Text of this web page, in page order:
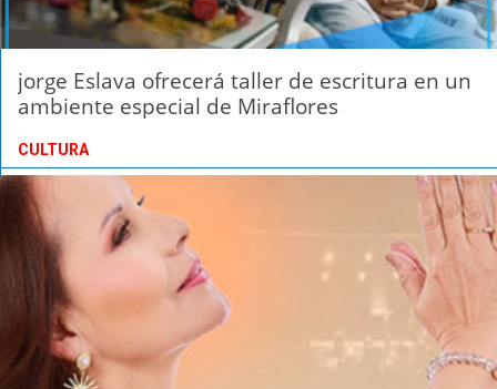
jorge Eslava ofrecerá taller de escritura en un
ambiente especial de Miraflores
CULTURA